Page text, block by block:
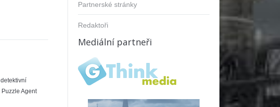
detektivní
Puzzle Agent
Partnerské stránky
Redaktoři
Mediální partneři